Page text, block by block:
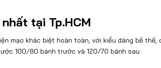
nhất tại Tp.HCM
mạo khác biệt hoàn toàn, với kiểu dáng bề thế,
100/80 bánh trước và 120/70 bánh sau.